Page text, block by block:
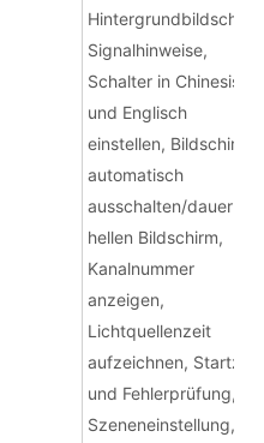
Signalhinweise,
Schalter in Chinesisch
und Englisch
einstellen, Bildschirm
automatisch
ausschalten/dauerhaft
hellen Bildschirm,
Kanalnummer
anzeigen,
Lichtquellenzeit
aufzeichnen, Startzeit
und Fehlerprüfung,
Szeneneinstellung,